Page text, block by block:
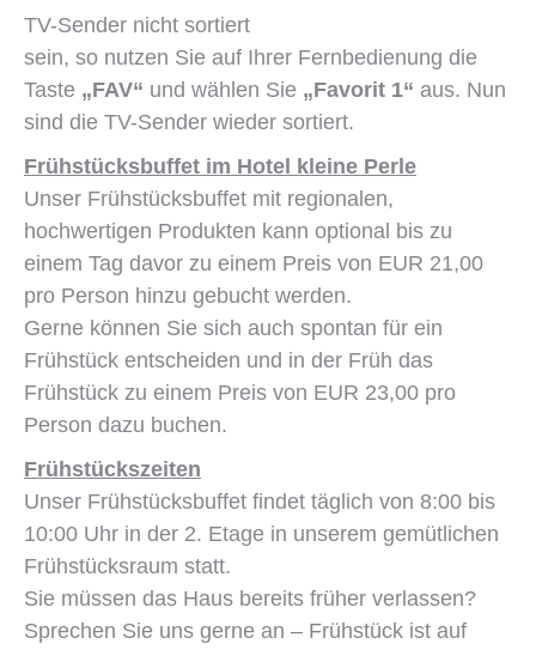
TV-Sender nicht sortiert
sein, so nutzen Sie auf Ihrer Fernbedienung die
Taste „FAV“ und wählen Sie „Favorit 1“ aus. Nun
sind die TV-Sender wieder sortiert.
Frühstücksbuffet im Hotel kleine Perle
Unser Frühstücksbuffet mit regionalen,
hochwertigen Produkten kann optional bis zu
einem Tag davor zu einem Preis von EUR 21,00
pro Person hinzu gebucht werden.
Gerne können Sie sich auch spontan für ein
Frühstück entscheiden und in der Früh das
Frühstück zu einem Preis von EUR 23,00 pro
Person dazu buchen.
Frühstückszeiten
Unser Frühstücksbuffet findet täglich von 8:00 bis
10:00 Uhr in der 2. Etage in unserem gemütlichen
Frühstücksraum statt.
Sie müssen das Haus bereits früher verlassen?
Sprechen Sie uns gerne an – Frühstück ist auf